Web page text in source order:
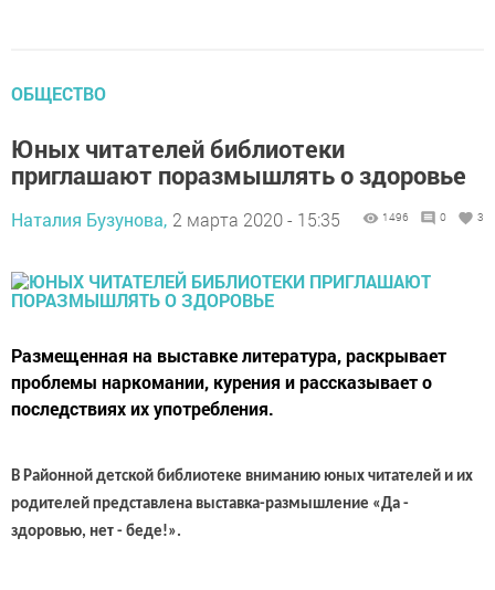
ОБЩЕСТВО
Юных читателей библиотеки
приглашают поразмышлять о здоровье
Наталия Бузунова, 2 марта 2020 - 15:35 1496 0 3
Размещенная на выставке литература, раскрывает
проблемы наркомании, курения и рассказывает о
последствиях их употребления.
В Районной детской библиотеке вниманию юных читателей и их
родителей представлена выставка-размышление «Да -
здоровью, нет - беде!».